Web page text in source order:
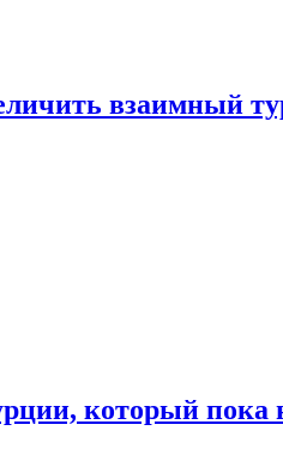
взаимный
который пока